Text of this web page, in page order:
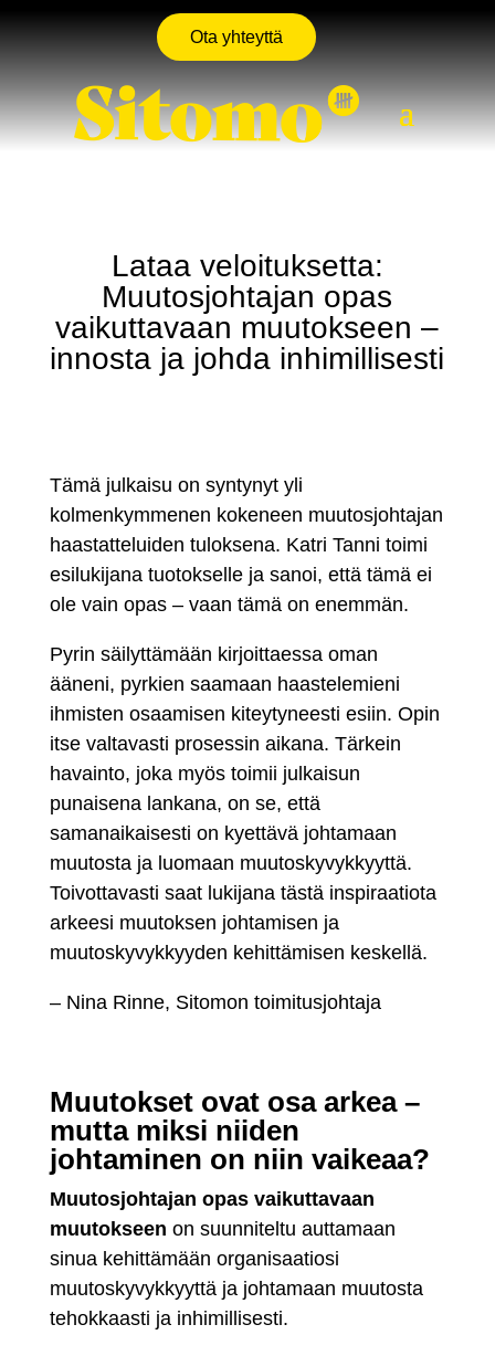
Ota yhteyttä
Lataa veloituksetta:
Muutosjohtajan opas
vaikuttavaan muutokseen –
innosta ja johda inhimillisesti
Tämä julkaisu on syntynyt yli
kolmenkymmenen kokeneen muutosjohtajan
haastatteluiden tuloksena. Katri Tanni toimi
esilukijana tuotokselle ja sanoi, että tämä ei
ole vain opas – vaan tämä on enemmän.
Pyrin säilyttämään kirjoittaessa oman
ääneni, pyrkien saamaan haastelemieni
ihmisten osaamisen kiteytyneesti esiin. Opin
itse valtavasti prosessin aikana. Tärkein
havainto, joka myös toimii julkaisun
punaisena lankana, on se, että
samanaikaisesti on kyettävä johtamaan
muutosta ja luomaan muutoskyvykkyyttä.
Toivottavasti saat lukijana tästä inspiraatiota
arkeesi muutoksen johtamisen ja
muutoskyvykkyyden kehittämisen keskellä.
– Nina Rinne, Sitomon toimitusjohtaja
Muutokset ovat osa arkea –
mutta miksi niiden
johtaminen on niin vaikeaa?
Muutosjohtajan opas vaikuttavaan
muutokseen on suunniteltu auttamaan
sinua kehittämään organisaatiosi
muutoskyvykkyyttä ja johtamaan muutosta
tehokkaasti ja inhimillisesti.